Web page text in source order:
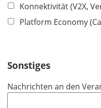
Konnektivität (V2X,
Platform Economy
Sonstiges
Nachrichten an den